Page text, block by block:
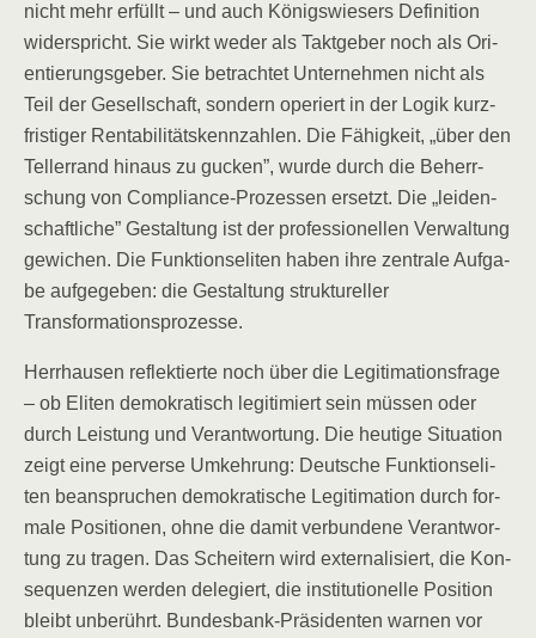
nicht mehr erfüllt – und auch Königs­wie­sers Defi­ni­ti­on
wider­spricht. Sie wirkt weder als Takt­ge­ber noch als Ori­
en­tie­rungs­ge­ber. Sie betrach­tet Unter­neh­men nicht als
Teil der Gesell­schaft, son­dern ope­riert in der Logik kurz­
fris­ti­ger Ren­ta­bi­li­täts­kenn­zah­len. Die Fähig­keit, „über den
Tel­ler­rand hin­aus zu gucken”, wur­de durch die Beherr­
schung von Com­pli­ance-Pro­zes­sen ersetzt. Die „lei­den­
schaft­li­che” Gestal­tung ist der pro­fes­sio­nel­len Ver­wal­tung
gewi­chen. Die Funk­ti­ons­eli­ten haben ihre zen­tra­le Auf­ga­
be auf­ge­ge­ben: die Gestal­tung struk­tu­rel­ler
Transformationsprozesse.
Herr­hau­sen reflek­tier­te noch über die Legi­ti­ma­ti­ons­fra­ge
– ob Eli­ten demo­kra­tisch legi­ti­miert sein müs­sen oder
durch Leis­tung und Ver­ant­wor­tung. Die heu­ti­ge Situa­ti­on
zeigt eine per­ver­se Umkeh­rung: Deut­sche Funk­ti­ons­eli­
ten bean­spru­chen demo­kra­ti­sche Legi­ti­ma­ti­on durch for­
ma­le Posi­tio­nen, ohne die damit ver­bun­de­ne Ver­ant­wor­
tung zu tra­gen. Das Schei­tern wird exter­na­li­siert, die Kon­
se­quen­zen wer­den dele­giert, die insti­tu­tio­nel­le Posi­ti­on
bleibt unbe­rührt. Bun­des­bank-Prä­si­den­ten war­nen vor